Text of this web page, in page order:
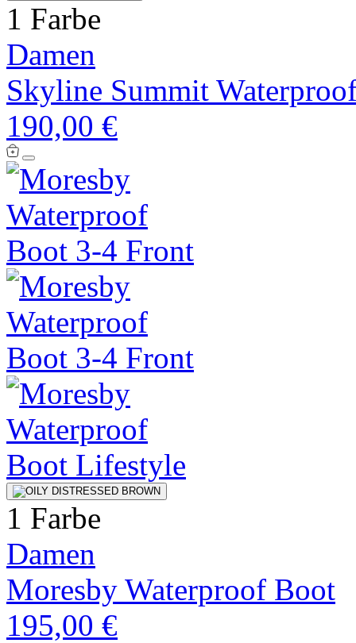
1 Farbe
Damen
Skyline Summit
190,00 €
1 Farbe
Damen
Moresby Waterproof Boot
195,00 €